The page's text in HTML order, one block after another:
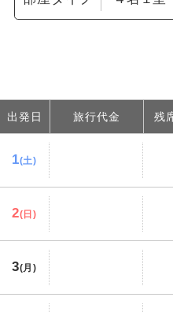
出発日 旅行代金 残
1(土)
2(日)
3(月)